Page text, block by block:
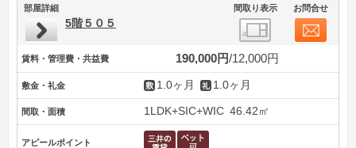
部屋詳細 間取り表示 お問合せ
5階５０５
賃料・管理費・共益費 190,000円 12,000円
敷金・礼金 1.0ヶ月 1.0ヶ月
間取・面積 1LDK+SIC+WIC 46.42㎡
アピールポイント